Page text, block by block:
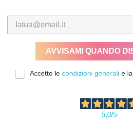
AVVISAMI QUANDO
Accetto le condizioni generali e la
5,0/5